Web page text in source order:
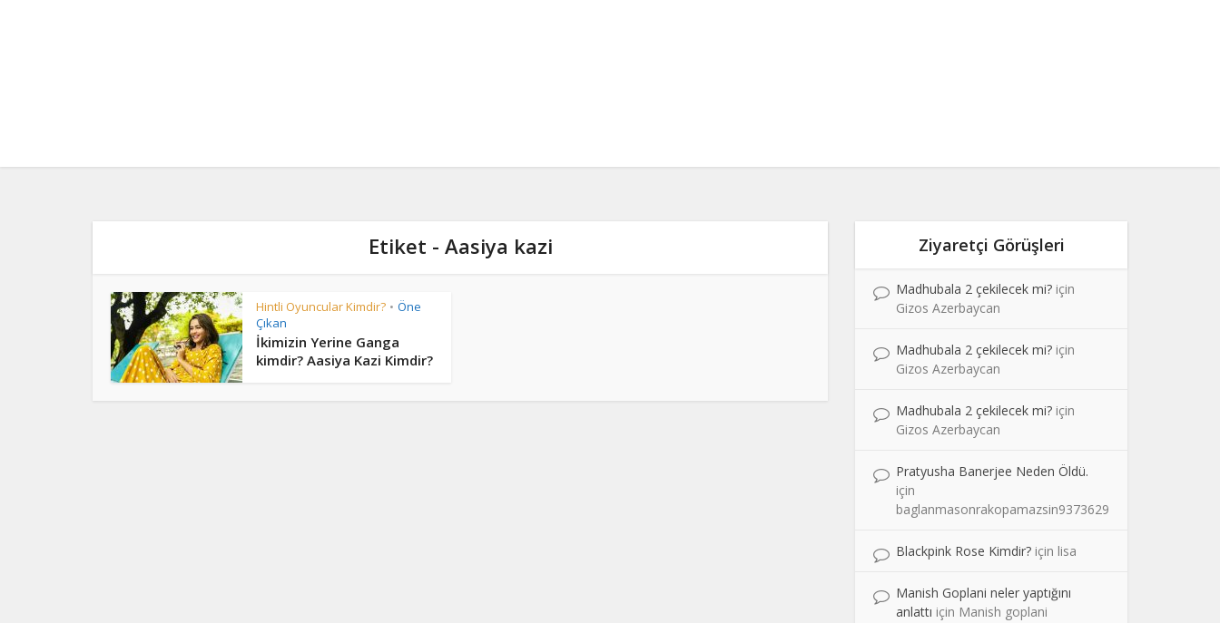
Etiket - Aasiya kazi
Hintli Oyuncular Kimdir? • Öne
Çıkan
İkimizin Yerine Ganga
kimdir? Aasiya Kazi Kimdir?
Ziyaretçi Görüşleri
Madhubala 2 çekilecek mi? için
Gizos Azerbaycan
Madhubala 2 çekilecek mi? için
Gizos Azerbaycan
Madhubala 2 çekilecek mi? için
Gizos Azerbaycan
Pratyusha Banerjee Neden Öldü.
için
baglanmasonrakopamazsin9373629
Blackpink Rose Kimdir? için lisa
Manish Goplani neler yaptığını
anlattı için Manish goplani